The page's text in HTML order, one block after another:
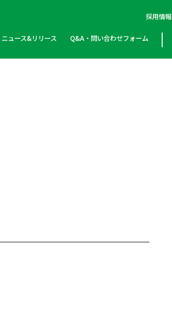
採用情報
ニュース&リリース Q&A・問い合わせフォーム